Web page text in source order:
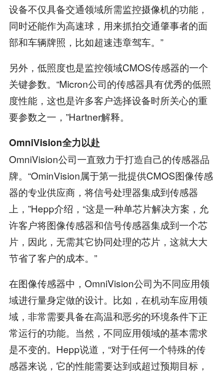
设备不仅具备交通领域所需监控摄像机的功能，
同时还能作为高速球，用来抓拍交通肇事者的面
部和车辆牌照，比如超速违章驾车。”
另外，低照度也是监控领域CMOS传感器的一个
关键参数。“Micron公司的传感器具有优秀的低照
度性能，这也是许多客户选择设备时所关心的重
要参数之一，”Hartner解释。
OmniVision全力以赴
OmniVision公司一直致力于打造自己的传感器品
牌。“OminVision属于第一批提供CMOS图像传感
器的专业供应商，将信号处理器集成到传感器
上，”Hepp介绍，“这是一种单芯片解决方案，允
许客户将图像传感器和信号传感器集成到一个芯
片，因此，无需其它协同处理的芯片，这就大大
节省了客户的成本。”
在图像传感器中，OmniVision公司为不同应用领
域进行量身定做的设计。比如，在机动车应用领
域，非常需要具备在高温和恶劣的环境条件下正
常运行的功能。当然，不同应用领域的基本需求
是不变的。Hepp说道，“对于任何一个特殊的传
感器来说，它的性能需要达到或超过预期目标，